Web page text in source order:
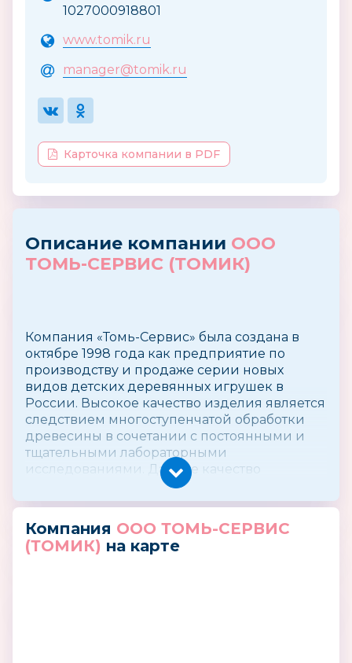
1027000918801
www.tomik.ru
manager@tomik.ru
Карточка компании в PDF
Описание компании ООО
ТОМЬ-СЕРВИС (ТОМИК)
Компания «Томь-Сервис» была создана в
октябре 1998 года как предприятие по
производству и продаже серии новых
видов детских деревянных игрушек в
России. Высокое качество изделия является
следствием многоступенчатой обработки
древесины в сочетании с постоянными и
тщательными лабораторными
исследованиями. Данное качество
постоянно подтверждается Российским
центром стандартизации и метрологии.
Предприятие занимается оптовой
торговлей не только в России, но и по всему
Компания ООО ТОМЬ-СЕРВИС
(ТОМИК) на карте